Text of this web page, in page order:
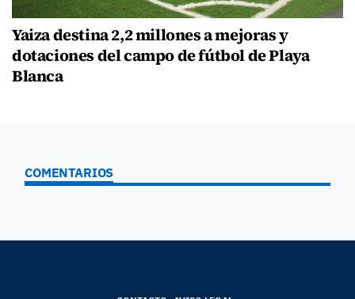
Yaiza destina 2,2 millones a mejoras y
dotaciones del campo de fútbol de Playa
Blanca
COMENTARIOS